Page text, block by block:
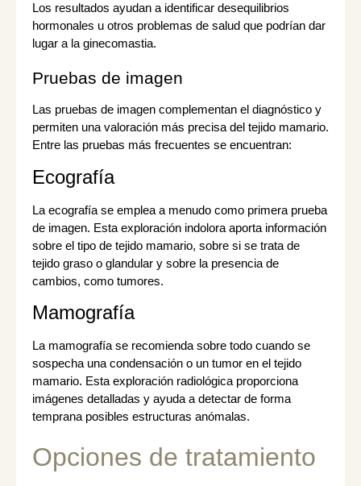
Los resultados ayudan a identificar desequilibrios
hormonales u otros problemas de salud que podrían dar
lugar a la ginecomastia.
Pruebas de imagen
Las pruebas de imagen complementan el diagnóstico y
permiten una valoración más precisa del tejido mamario.
Entre las pruebas más frecuentes se encuentran:
Ecografía
La ecografía se emplea a menudo como primera prueba
de imagen. Esta exploración indolora aporta información
sobre el tipo de tejido mamario, sobre si se trata de
tejido graso o glandular y sobre la presencia de
cambios, como tumores.
Mamografía
La mamografía se recomienda sobre todo cuando se
sospecha una condensación o un tumor en el tejido
mamario. Esta exploración radiológica proporciona
imágenes detalladas y ayuda a detectar de forma
temprana posibles estructuras anómalas.
Opciones de tratamiento